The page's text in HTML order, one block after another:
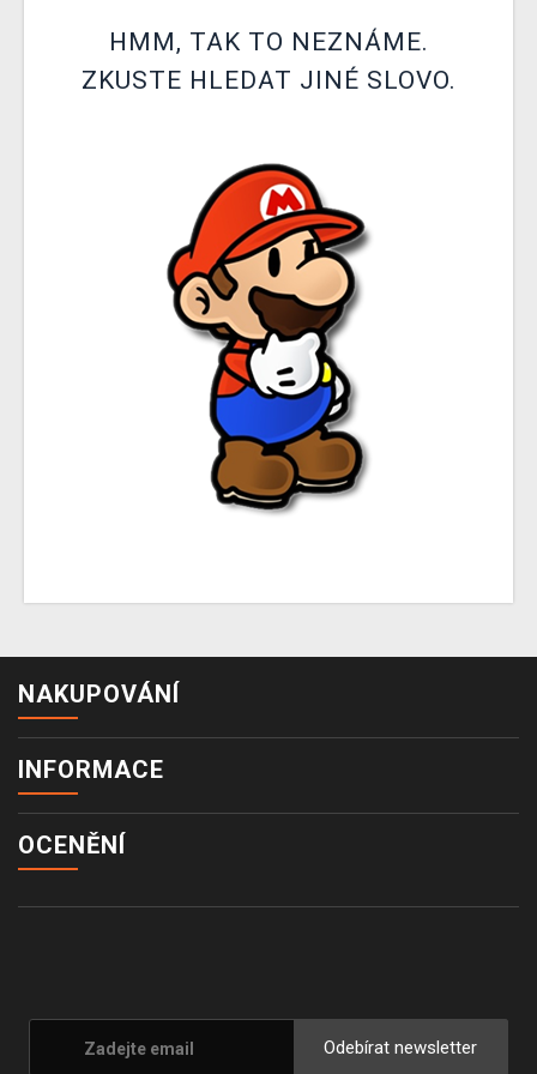
DOPRAVA
XZONE KLUB
VÝKUP HER (BAZAR)
HMM, TAK TO NEZNÁME.
ZKUSTE HLEDAT JINÉ SLOVO.
NAKUPOVÁNÍ
INFORMACE
OCENĚNÍ
Odebírat newsletter